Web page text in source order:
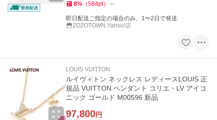
8% （584pt）
即日配送ご指定の場合のみ、1〜2日で発送
ZOZOTOWN Yahoo!店
LOUIS VUITTON
ルイヴィトン ネックレス レディースLOUIS 正
規品 VUITTON ペンダント コリエ・LV アイコ
ニック ゴールド M00596 新品
97,800円